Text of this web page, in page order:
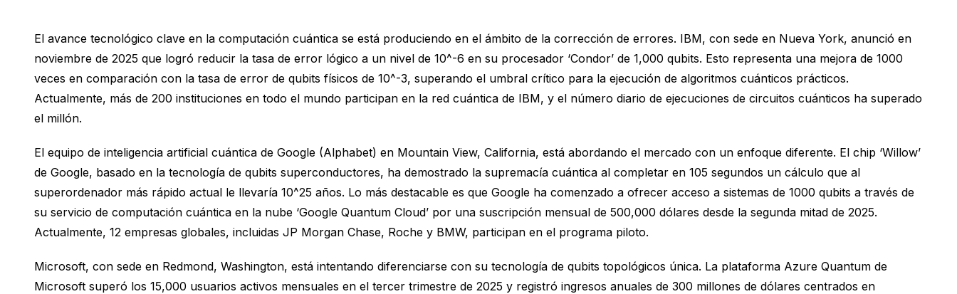
El avance tecnológico clave en la computación cuántica se está produciendo en el ámbito de la corrección de errores. IBM, con sede en Nueva York, anunció en
noviembre de 2025 que logró reducir la tasa de error lógico a un nivel de 10^-6 en su procesador ‘Condor’ de 1,000 qubits. Esto representa una mejora de 1000
veces en comparación con la tasa de error de qubits físicos de 10^-3, superando el umbral crítico para la ejecución de algoritmos cuánticos prácticos.
Actualmente, más de 200 instituciones en todo el mundo participan en la red cuántica de IBM, y el número diario de ejecuciones de circuitos cuánticos ha superado
el millón.
El equipo de inteligencia artificial cuántica de Google (Alphabet) en Mountain View, California, está abordando el mercado con un enfoque diferente. El chip ‘Willow’
de Google, basado en la tecnología de qubits superconductores, ha demostrado la supremacía cuántica al completar en 105 segundos un cálculo que al
superordenador más rápido actual le llevaría 10^25 años. Lo más destacable es que Google ha comenzado a ofrecer acceso a sistemas de 1000 qubits a través de
su servicio de computación cuántica en la nube ‘Google Quantum Cloud’ por una suscripción mensual de 500,000 dólares desde la segunda mitad de 2025.
Actualmente, 12 empresas globales, incluidas JP Morgan Chase, Roche y BMW, participan en el programa piloto.
Microsoft, con sede en Redmond, Washington, está intentando diferenciarse con su tecnología de qubits topológicos única. La plataforma Azure Quantum de
Microsoft superó los 15,000 usuarios activos mensuales en el tercer trimestre de 2025 y registró ingresos anuales de 300 millones de dólares centrados en